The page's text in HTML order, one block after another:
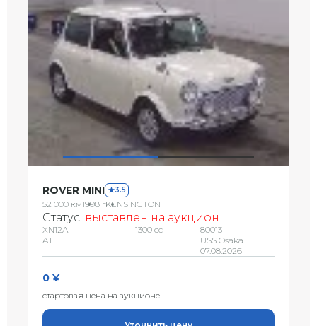
ROVER MINI 3.5
52 000 км1998 гKENSINGTON
Статус: выставлен на аукцион
XN12A
AT
1300 сс
80013
USS Osaka
07.08.2026
0 ¥
стартовая цена на аукционе